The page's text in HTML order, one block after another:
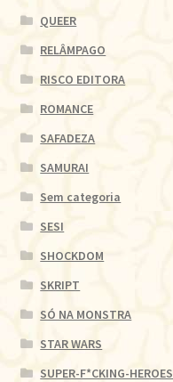
QUEER
RELÂMPAGO
RISCO EDITORA
ROMANCE
SAFADEZA
SAMURAI
Sem categoria
SESI
SHOCKDOM
SKRIPT
SÓ NA MONSTRA
STAR WARS
SUPER-F*CKING-HEROES